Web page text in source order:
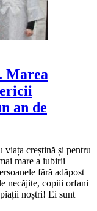
Marea
an de
viața creștină și pentru
mare a iubirii
fără adăpost
necăjite, copiii orfani
noștri! Ei sunt